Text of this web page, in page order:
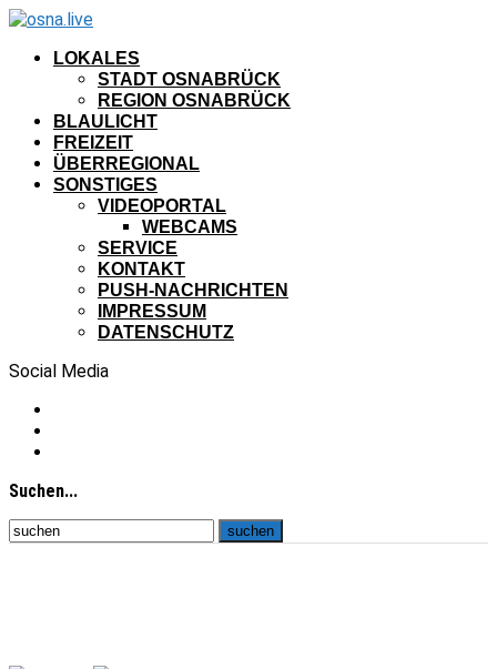
LOKALES
STADT OSNABRÜCK
REGION OSNABRÜCK
BLAULICHT
FREIZEIT
ÜBERREGIONAL
SONSTIGES
VIDEOPORTAL
WEBCAMS
SERVICE
KONTAKT
PUSH-NACHRICHTEN
IMPRESSUM
DATENSCHUTZ
Social Media
Suchen...